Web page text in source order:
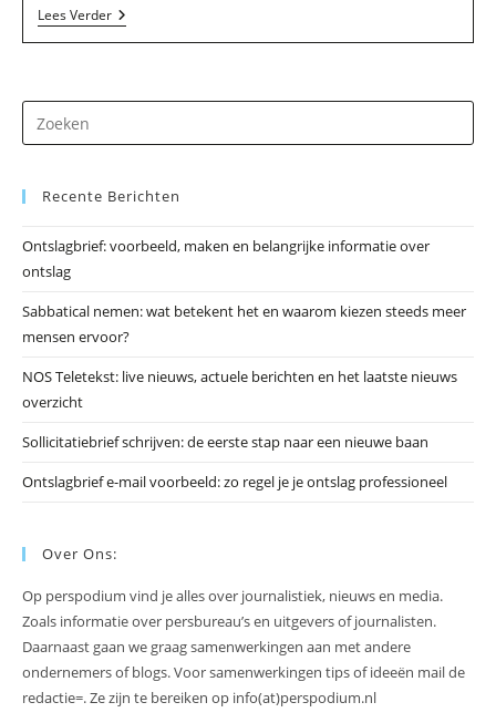
Lees VerderStichting
De
Buitenpost
op
Recente Berichten
Ontslagbrief: voorbeeld, maken en belangrijke informatie over
ontslag
Sabbatical nemen: wat betekent het en waarom kiezen steeds meer
mensen ervoor?
NOS Teletekst: live nieuws, actuele berichten en het laatste nieuws
overzicht
Sollicitatiebrief schrijven: de eerste stap naar een nieuwe baan
Ontslagbrief e-mail voorbeeld: zo regel je je ontslag professioneel
Over Ons:
Op perspodium vind je alles over journalistiek, nieuws en media.
Zoals informatie over persbureau’s en uitgevers of journalisten.
Daarnaast gaan we graag samenwerkingen aan met andere
ondernemers of blogs. Voor samenwerkingen tips of ideeën mail de
redactie=. Ze zijn te bereiken op info(at)perspodium.nl